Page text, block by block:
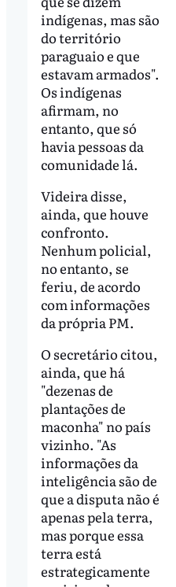
indígenas, mas são
do território
paraguaio e que
estavam armados".
Os indígenas
afirmam, no
entanto, que só
havia pessoas da
comunidade lá.
Videira disse,
ainda, que houve
confronto.
Nenhum policial,
no entanto, se
feriu, de acordo
com informações
da própria PM.
O secretário citou,
ainda, que há
"dezenas de
plantações de
maconha" no país
vizinho. "As
informações da
inteligência são de
que a disputa não é
apenas pela terra,
mas porque essa
terra está
estrategicamente